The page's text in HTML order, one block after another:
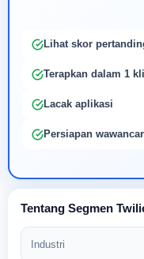
Lihat skor
Terapkan dalam 1
Lacak aplikasi
Persiapan
Tentang Segmen
Industri